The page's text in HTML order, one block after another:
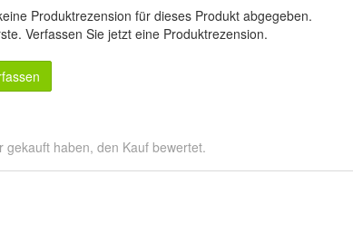
Produktrezension für dieses Produkt abgegeben.
Verfassen Sie jetzt eine Produktrezension.
gekauft haben, den Kauf bewertet.